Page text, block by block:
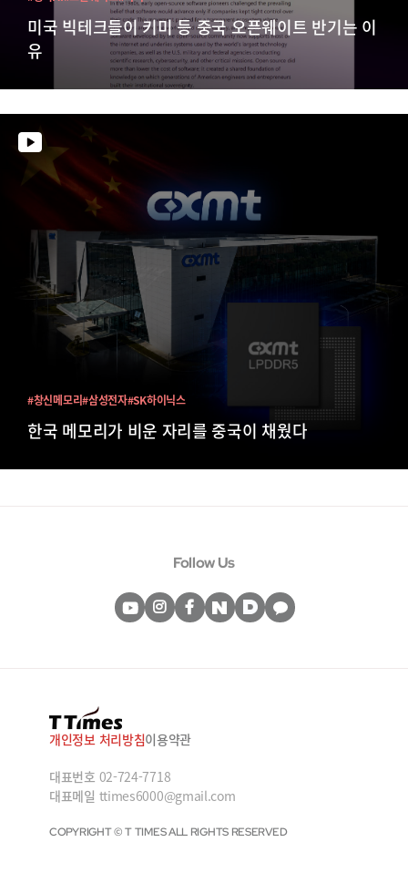
미국 빅테크들이 키미 등 중국 오픈웨이트 반기는 이
유
한국 메모리가 비운 자리를 중국이 채웠다
#창신메모리#삼성전자#SK하이닉스
Follow Us
개인정보 처리방침이용약관
대표번호 02-724-7718
대표메일 ttimes6000@gmail.com
COPYRIGHT © T TIMES ALL RIGHTS RESERVED